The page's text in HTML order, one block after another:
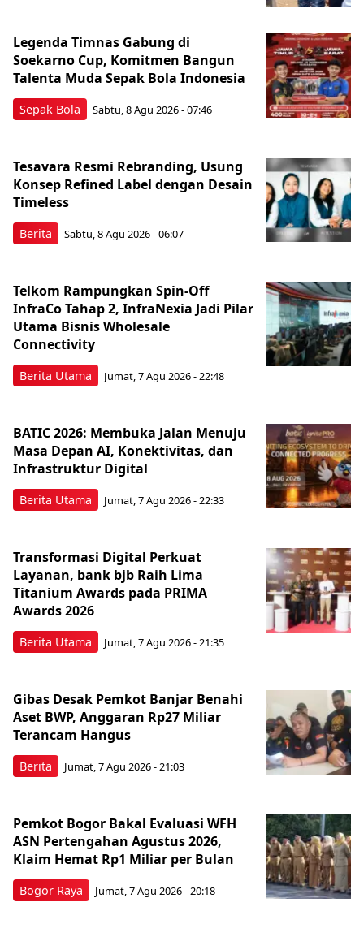
Sepak Bola
Legenda Timnas Gabung di
Soekarno Cup, Komitmen Bangun
Talenta Muda Sepak Bola Indonesia
Sabtu, 8 Agu 2026 - 07:46
Berita
Tesavara Resmi Rebranding, Usung
Konsep Refined Label dengan Desain
Timeless
Sabtu, 8 Agu 2026 - 06:07
Berita Utama
Telkom Rampungkan Spin-Off
InfraCo Tahap 2, InfraNexia Jadi Pilar
Utama Bisnis Wholesale
Connectivity
Jumat, 7 Agu 2026 - 22:48
Berita Utama
BATIC 2026: Membuka Jalan Menuju
Masa Depan AI, Konektivitas, dan
Infrastruktur Digital
Jumat, 7 Agu 2026 - 22:33
Berita Utama
Transformasi Digital Perkuat
Layanan, bank bjb Raih Lima
Titanium Awards pada PRIMA
Awards 2026
Jumat, 7 Agu 2026 - 21:35
Berita
Gibas Desak Pemkot Banjar Benahi
Aset BWP, Anggaran Rp27 Miliar
Terancam Hangus
Jumat, 7 Agu 2026 - 21:03
Bogor Raya
Pemkot Bogor Bakal Evaluasi WFH
ASN Pertengahan Agustus 2026,
Klaim Hemat Rp1 Miliar per Bulan
Jumat, 7 Agu 2026 - 20:18